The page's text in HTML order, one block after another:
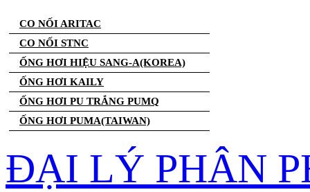
CO NỐI ARITAC
CO NỐI STNC
ỐNG HƠI HIỆU SANG-A(KOREA)
ỐNG HƠI KAILY
ỐNG HƠI PU TRẮNG PUMQ
ỐNG HƠI PUMA(TAIWAN)
ĐẠI LÝ PHÂN